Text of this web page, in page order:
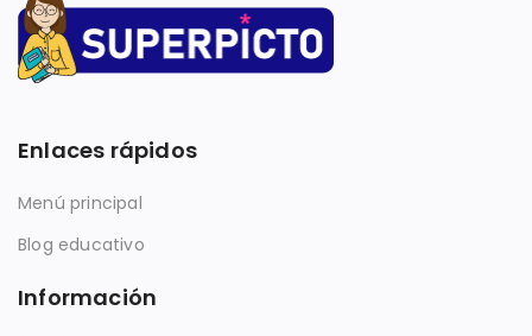
Enlaces rápidos
Menú principal
Blog educativo
Información